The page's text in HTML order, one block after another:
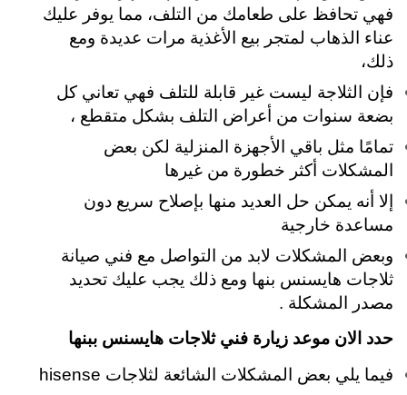
فهي تحافظ على طعامك من التلف، مما يوفر عليك
عناء الذهاب لمتجر بيع الأغذية مرات عديدة ومع
ذلك،
فإن الثلاجة ليست غير قابلة للتلف فهي تعاني كل
بضعة سنوات من أعراض التلف بشكل متقطع ،
تمامًا مثل باقي الأجهزة المنزلية لكن بعض
المشكلات أكثر خطورة من غيرها
إلا أنه يمكن حل العديد منها بإصلاح سريع دون
مساعدة خارجية
وبعض المشكلات لابد من التواصل مع فني صيانة
ثلاجات هايسنس بنها ومع ذلك يجب عليك تحديد
مصدر المشكلة .
حدد الان موعد زيارة فني ثلاجات هايسنس ببنها
فيما يلي بعض المشكلات الشائعة لثلاجات hisense